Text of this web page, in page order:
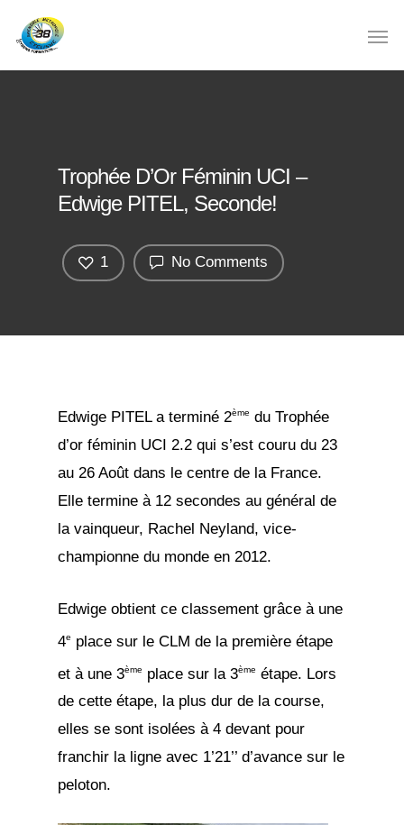
Trophée D’Or Féminin UCI –
Edwige PITEL, Seconde!
No Comments
1
Edwige PITEL a terminé 2ème du Trophée
d’or féminin UCI 2.2 qui s’est couru du 23
au 26 Août dans le centre de la France.
Elle termine à 12 secondes au général de
la vainqueur, Rachel Neyland, vice-
championne du monde en 2012.
Edwige obtient ce classement grâce à une
4e
place sur le CLM de la première étape
et à une 3ème place sur la 3ème étape. Lors
de cette étape, la plus dur de la course,
elles se sont isolées à 4 devant pour
franchir la ligne avec 1’21’’ d’avance sur le
peloton.